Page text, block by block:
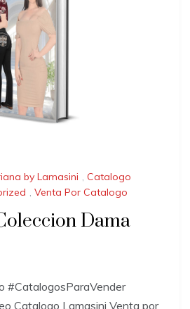
by Lamasini , Catalogo
, Venta Por Catalogo
Dama
#CatalogosParaVender
Catalogo Lamasini Venta por